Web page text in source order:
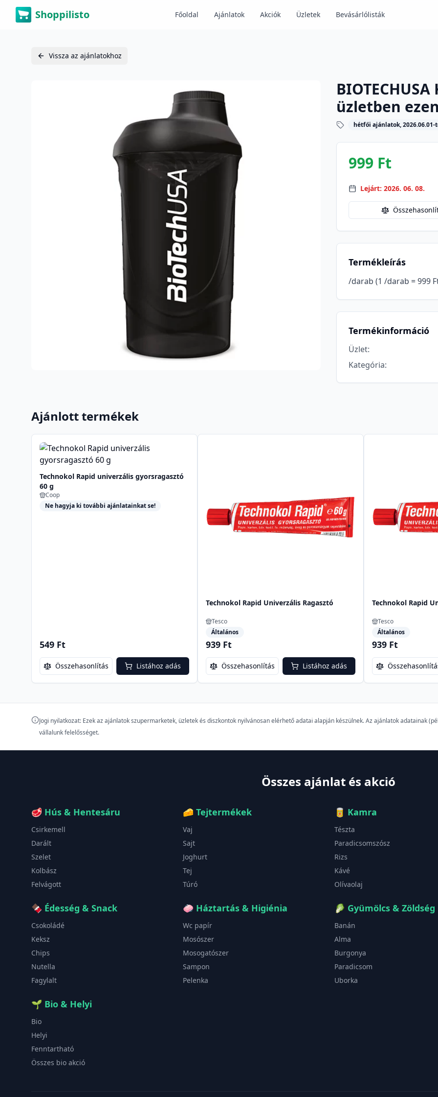
Shoppilisto Főoldal Ajánlatok Akciók Üzletek Bevásárlólisták
Vissza az ajánlatokhoz
üzletben
hétfői ajánlatok, 2026.06.01-
999 Ft
Lejárt: 2026. 06. 08.
Termékleírás
/darab (1 /darab = 999
Termékinformáció
Üzlet:
Kategória:
Ajánlott termékek
Technokol Rapid univerzális gyorsragasztó
60 g
Coop
Ne hagyja ki további ajánlatainkat se!
549 Ft
Összehasonlítás Listához adás
Technokol Rapid Univerzális Ragasztó
Tesco
Általános
939 Ft
Összehasonlítás Listához adás
Technokol Rapid
Tesco
Általános
939 Ft
Jogi nyilatkozat: Ezek az ajánlatok szupermarketek, üzletek és diszkontok nyilvánosan elérhető adatai alapján készülnek. Az ajánlatok adatainak
vállalunk felelősséget.
Összes ajánlat és akció
🥩 Hús & Hentesáru
Csirkemell
Darált
Szelet
Kolbász
Felvágott
🧀 Tejtermékek
Vaj
Sajt
Joghurt
Tej
Túró
🥫 Kamra
Tészta
Paradicsomszósz
Rizs
Kávé
Olívaolaj
🍫 Édesség & Snack
Csokoládé
Keksz
Chips
Nutella
Fagylalt
🧼 Háztartás & Higiénia
Wc papír
Mosószer
Mosogatószer
Sampon
Pelenka
🥬 Gyümölcs & Zöldség
Banán
Alma
Burgonya
Paradicsom
Uborka
🌱 Bio & Helyi
Bio
Helyi
Fenntartható
Összes bio akció